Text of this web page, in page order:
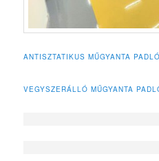
ANTISZTATIKUS MŰGYANTA
VEGYSZERÁLLÓ MŰGYANTA